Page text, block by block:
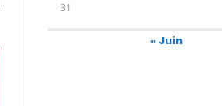
31
« Juin